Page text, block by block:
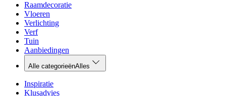
Raamdecoratie
Vloeren
Verlichting
Verf
Tuin
Aanbiedingen
Alle categorieënAlles
Inspiratie
Klusadvies